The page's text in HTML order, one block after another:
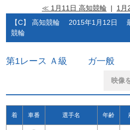
≪ 1月11日 高知競輪 | 1月
【C】 高知競輪 2015年1月12日
競輪
第1レース Ａ級 ガ一般
映像
着 車番 選手名 年齢